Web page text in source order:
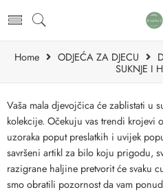
Home ODJEĆA ZA DJECU
SUKNJE I
Vaša mala djevojčica će zablistati u
kolekcije. Očekuju vas trendi krojevi
uzoraka poput preslatkih i uvijek
savršeni artikl za bilo koju prigodu,
razigrane haljine pretvorit će svaku
smo obratili pozornost da vam